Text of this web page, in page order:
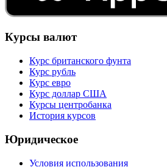
Курсы валют
Курс британского фунта
Курс рубль
Курс евро
Курс доллар США
Курсы центробанка
История курсов
Юридическое
Условия использования